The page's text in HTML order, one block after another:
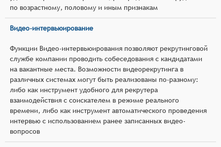
по возрастному, половому и иным признакам
Видео-интервьюирование
Функции Видео-интервьюирования позволяют рекрутинговой
службе компании проводить собеседования с кандидатами
на вакантные места. Возможности видеорекрутинга в
различных системах могут быть реализованы по-разному:
либо как инструмент удобного для рекрутера
взаимодействия с соискателем в режиме реального
времени, либо как инструмент автоматического проведения
интервью с использованием ранее записанных видео-
вопросов